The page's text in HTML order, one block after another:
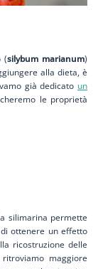
(silybum marianum)
alla dieta, è
già dedicato un
le proprietà
silimarina permette
ottenere un effetto
ricostruzione delle
maggiore